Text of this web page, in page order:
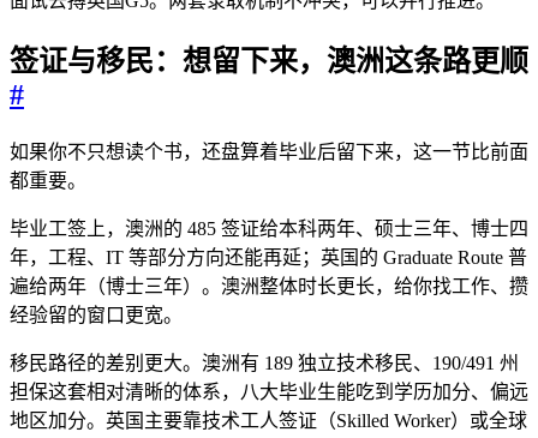
签证与移民：想留下来，澳洲这条路更顺
#
如果你不只想读个书，还盘算着毕业后留下来，这一节比前面
都重要。
毕业工签上，澳洲的 485 签证给本科两年、硕士三年、博士四
年，工程、IT 等部分方向还能再延；英国的 Graduate Route 普
遍给两年（博士三年）。澳洲整体时长更长，给你找工作、攒
经验留的窗口更宽。
移民路径的差别更大。澳洲有 189 独立技术移民、190/491 州
担保这套相对清晰的体系，八大毕业生能吃到学历加分、偏远
地区加分。英国主要靠技术工人签证（Skilled Worker）或全球